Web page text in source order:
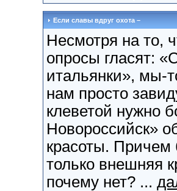
Если славы вдруг охота –
Несмотря на то,
опросы гласят:
итальянки», мы-
нам просто
клеветой нужно
Новороссийск»
красоты. Причем
только внешняя
почему нет? ...